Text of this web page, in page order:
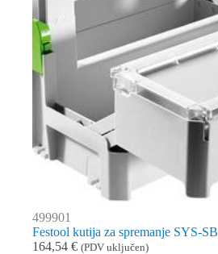
499901
Festool kutija za spremanje SYS-SB
164,54 € (PDV uključen)